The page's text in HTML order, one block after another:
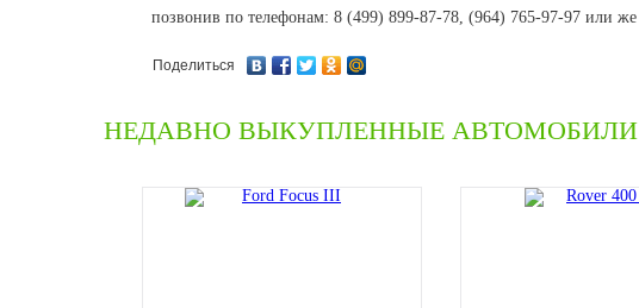
позвонив по телефонам: 8 (499) 899-87-78, (964) 765-97-97 или же
Поделиться
НЕДАВНО ВЫКУПЛЕННЫЕ АВТОМОБИЛИ